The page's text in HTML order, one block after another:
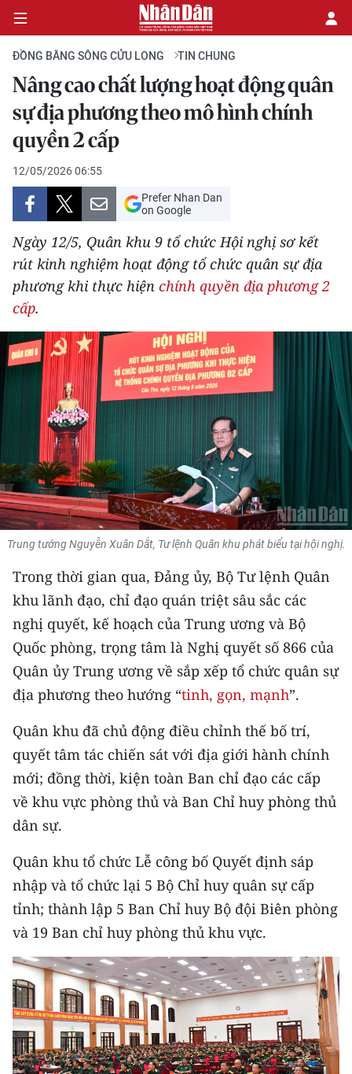
CHÍNH TRỊ
KINH TẾ
VĂN HÓA
XÃ HỘI
PHÁP LUẬT
DU LỊCH
THẾ GIỚI
THỂ THAO
GIÁO DỤC
Y TẾ
KHOA HỌC - CÔNG NGHỆ
MÔI TRƯỜNG
KIỂM CHỨNG THÔNG TIN
TRI THỨC CHUYÊN SÂU
54 DÂN TỘC VIỆT NAM
MỘT SẢN PHẨM
RADIO
MEDIA CENTER
E-Magazine
Video
Media Chính trị
Media Kinh tế
Media Văn hóa
Media Xã hội
Media Pháp luật
ĐỒNG BẰNG SÔNG CỬU LONG TIN CHUNG
Nâng cao chất lượng hoạt động quân
sự địa phương theo mô hình chính
quyền 2 cấp
12/05/2026 06:55
Prefer Nhan Dan
on Google
Ngày 12/5, Quân khu 9 tổ chức Hội nghị sơ kết
rút kinh nghiệm hoạt động tổ chức quân sự địa
phương khi thực hiện chính quyền địa phương 2
cấp.
Trung tướng Nguyễn Xuân Dắt, Tư lệnh Quân khu phát biểu tại hội nghị.
Trong thời gian qua, Đảng ủy, Bộ Tư lệnh Quân
khu lãnh đạo, chỉ đạo quán triệt sâu sắc các
nghị quyết, kế hoạch của Trung ương và Bộ
Quốc phòng, trọng tâm là Nghị quyết số 866 của
Quân ủy Trung ương về sắp xếp tổ chức quân sự
địa phương theo hướng “tinh, gọn, mạnh”.
Quân khu đã chủ động điều chỉnh thế bố trí,
quyết tâm tác chiến sát với địa giới hành chính
mới; đồng thời, kiện toàn Ban chỉ đạo các cấp
về khu vực phòng thủ và Ban Chỉ huy phòng thủ
dân sự.
Quân khu tổ chức Lễ công bố Quyết định sáp
nhập và tổ chức lại 5 Bộ Chỉ huy quân sự cấp
tỉnh; thành lập 5 Ban Chỉ huy Bộ đội Biên phòng
và 19 Ban chỉ huy phòng thủ khu vực.